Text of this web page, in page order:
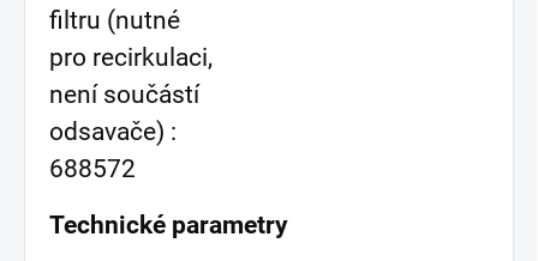
filtru (nutné
pro recirkulaci,
není součástí
odsavače) :
688572
Technické parametry